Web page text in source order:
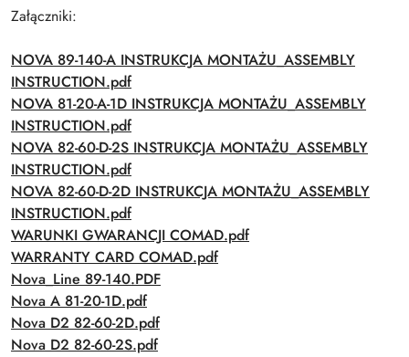
Załączniki:
NOVA 89-140-A INSTRUKCJA MONTAŻU_ASSEMBLY
INSTRUCTION.pdf
NOVA 81-20-A-1D INSTRUKCJA MONTAŻU_ASSEMBLY
INSTRUCTION.pdf
NOVA 82-60-D-2S INSTRUKCJA MONTAŻU_ASSEMBLY
INSTRUCTION.pdf
NOVA 82-60-D-2D INSTRUKCJA MONTAŻU_ASSEMBLY
INSTRUCTION.pdf
WARUNKI GWARANCJI COMAD.pdf
WARRANTY CARD COMAD.pdf
Nova_Line 89-140.PDF
Nova A 81-20-1D.pdf
Nova D2 82-60-2D.pdf
Nova D2 82-60-2S.pdf